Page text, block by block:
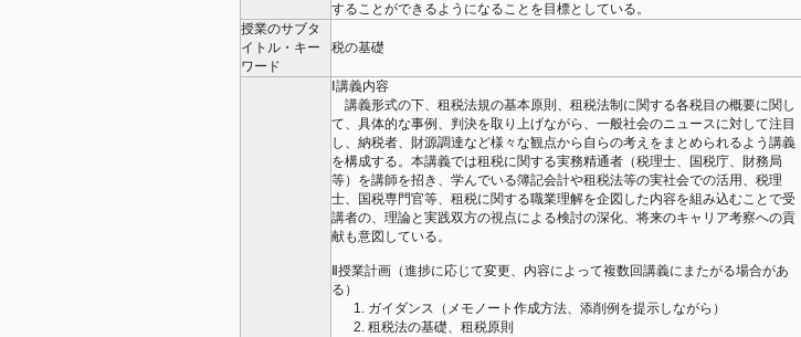
することができるようになることを目標としている。
授業のサブタ
イトル・キー
ワード
税の基礎
Ⅰ講義内容
講義形式の下、租税法規の基本原則、租税法制に関する各税目の概要に関し
て、具体的な事例、判決を取り上げながら、一般社会のニュースに対して注目
し、納税者、財源調達など様々な観点から自らの考えをまとめられるよう講義
を構成する。本講義では租税に関する実務精通者（税理士、国税庁、財務局
等）を講師を招き、学んでいる簿記会計や租税法等の実社会での活用、税理
士、国税専門官等、租税に関する職業理解を企図した内容を組み込むことで受
講者の、理論と実践双方の視点による検討の深化、将来のキャリア考察への貢
献も意図している。
Ⅱ授業計画（進捗に応じて変更、内容によって複数回講義にまたがる場合があ
る）
ガイダンス（メモノート作成方法、添削例を提示しながら）
租税法の基礎、租税原則